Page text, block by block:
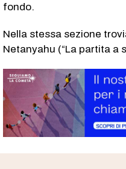
fondo.
Nella stessa sezione
Netanyahu (“La partita a